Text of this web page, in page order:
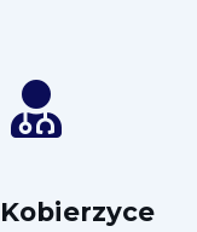
Kobierzyce